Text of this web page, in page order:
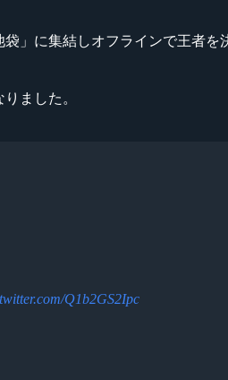
」に集結しオフラインで王者を
ました。
Q1b2GS2Ipc